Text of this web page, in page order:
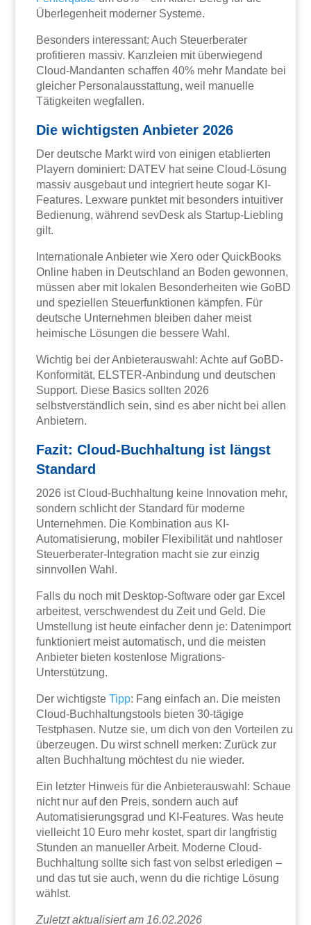
Überlegenheit moderner Systeme.
Besonders interessant: Auch Steuerberater
profitieren massiv. Kanzleien mit überwiegend
Cloud-Mandanten schaffen 40% mehr Mandate bei
gleicher Personalausstattung, weil manuelle
Tätigkeiten wegfallen.
Die wichtigsten Anbieter 2026
Der deutsche Markt wird von einigen etablierten
Playern dominiert: DATEV hat seine Cloud-Lösung
massiv ausgebaut und integriert heute sogar KI-
Features. Lexware punktet mit besonders intuitiver
Bedienung, während sevDesk als Startup-Liebling
gilt.
Internationale Anbieter wie Xero oder QuickBooks
Online haben in Deutschland an Boden gewonnen,
müssen aber mit lokalen Besonderheiten wie GoBD
und speziellen Steuerfunktionen kämpfen. Für
deutsche Unternehmen bleiben daher meist
heimische Lösungen die bessere Wahl.
Wichtig bei der Anbieterauswahl: Achte auf GoBD-
Konformität, ELSTER-Anbindung und deutschen
Support. Diese Basics sollten 2026
selbstverständlich sein, sind es aber nicht bei allen
Anbietern.
Fazit: Cloud-Buchhaltung ist längst
Standard
2026 ist Cloud-Buchhaltung keine Innovation mehr,
sondern schlicht der Standard für moderne
Unternehmen. Die Kombination aus KI-
Automatisierung, mobiler Flexibilität und nahtloser
Steuerberater-Integration macht sie zur einzig
sinnvollen Wahl.
Falls du noch mit Desktop-Software oder gar Excel
arbeitest, verschwendest du Zeit und Geld. Die
Umstellung ist heute einfacher denn je: Datenimport
funktioniert meist automatisch, und die meisten
Anbieter bieten kostenlose Migrations-
Unterstützung.
Der wichtigsteTipp: Fang einfach an. Die meisten
Cloud-Buchhaltungstools bieten 30-tägige
Testphasen. Nutze sie, um dich von den Vorteilen zu
überzeugen. Du wirst schnell merken: Zurück zur
alten Buchhaltung möchtest du nie wieder.
Ein letzter Hinweis für die Anbieterauswahl: Schaue
nicht nur auf den Preis, sondern auch auf
Automatisierungsgrad und KI-Features. Was heute
vielleicht 10 Euro mehr kostet, spart dir langfristig
Stunden an manueller Arbeit. Moderne Cloud-
Buchhaltung sollte sich fast von selbst erledigen –
und das tut sie auch, wenn du die richtige Lösung
wählst.
Zuletzt aktualisiert am 16.02.2026